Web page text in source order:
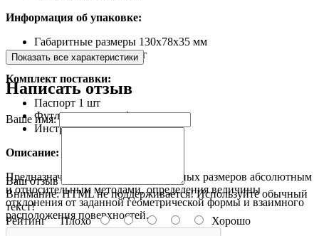
Информация об упаковке:
Габаритные размеры 130х78х35 мм
Масса, не более 0,27 кг
Комплект поставки:
Паспорт 1 шт
Футляр или чехол 1 шт
Инструмент 1 шт
Описание:
Предназначен для измерения линейных размеров абсолютным
и относительным методами, определения величины
отклонения от заданной геометрической формы и взаимного
расположения поверхностей.
Показать все характеристики
Написать отзыв
Ваше имя:
Ваш отзыв
Внимание:HTML не поддерживается! Используйте обычный
текст!
РейтингПлохо Хорошо